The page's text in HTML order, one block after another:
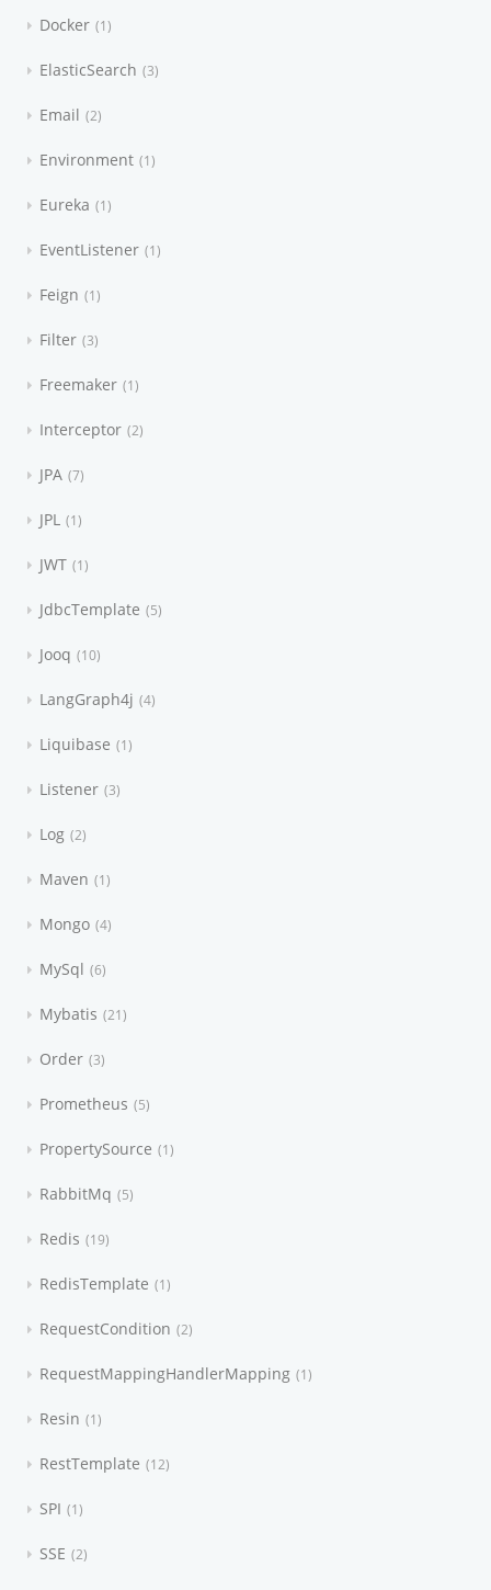
Docker 1
ElasticSearch 3
Email 2
Environment 1
Eureka 1
EventListener 1
Feign 1
Filter 3
Freemaker 1
Interceptor 2
JPA 7
JPL 1
JWT 1
JdbcTemplate 5
Jooq 10
LangGraph4j 4
Liquibase 1
Listener 3
Log 2
Maven 1
Mongo 4
MySql 6
Mybatis 21
Order 3
Prometheus 5
PropertySource 1
RabbitMq 5
Redis 19
RedisTemplate 1
RequestCondition 2
RequestMappingHandlerMapping 1
Resin 1
RestTemplate 12
SPI 1
SSE 2